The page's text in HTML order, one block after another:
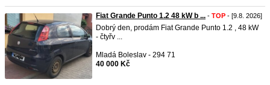
Fiat Grande Punto 1.2 48 kW b ... - TOP - [9.8. 2026]
Dobrý den, prodám Fiat Grande Punto 1.2 , 48 kW
- čtyřv ...
Mladá Boleslav - 294 71
40 000 Kč